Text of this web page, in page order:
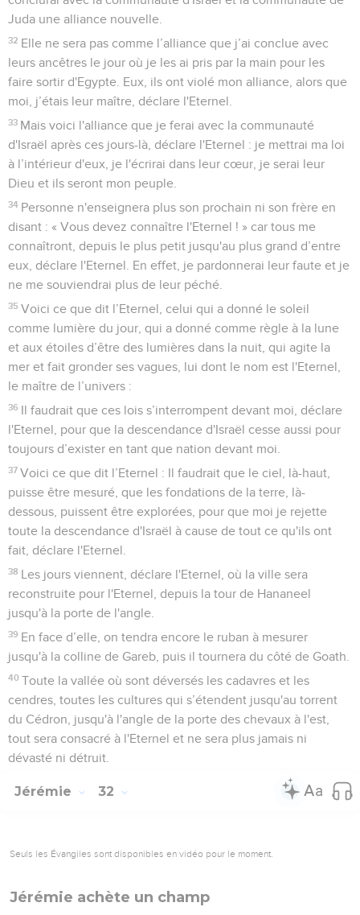
Juda une alliance nouvelle.
32 Elle ne sera pas comme l’alliance que j’ai conclue avec
leurs ancêtres le jour où je les ai pris par la main pour les
faire sortir d'Egypte. Eux, ils ont violé mon alliance, alors que
moi, j’étais leur maître, déclare l'Eternel.
33 Mais voici l'alliance que je ferai avec la communauté
d'Israël après ces jours-là, déclare l'Eternel : je mettrai ma loi
à l’intérieur d'eux, je l'écrirai dans leur cœur, je serai leur
Dieu et ils seront mon peuple.
34 Personne n'enseignera plus son prochain ni son frère en
disant : « Vous devez connaître l'Eternel ! » car tous me
connaîtront, depuis le plus petit jusqu'au plus grand d’entre
eux, déclare l'Eternel. En effet, je pardonnerai leur faute et je
ne me souviendrai plus de leur péché.
35 Voici ce que dit l’Eternel, celui qui a donné le soleil
comme lumière du jour, qui a donné comme règle à la lune
et aux étoiles d’être des lumières dans la nuit, qui agite la
mer et fait gronder ses vagues, lui dont le nom est l'Eternel,
le maître de l’univers :
36 Il faudrait que ces lois s’interrompent devant moi, déclare
l'Eternel, pour que la descendance d'Israël cesse aussi pour
toujours d’exister en tant que nation devant moi.
37 Voici ce que dit l’Eternel : Il faudrait que le ciel, là-haut,
puisse être mesuré, que les fondations de la terre, là-
dessous, puissent être explorées, pour que moi je rejette
toute la descendance d'Israël à cause de tout ce qu'ils ont
fait, déclare l'Eternel.
38 Les jours viennent, déclare l'Eternel, où la ville sera
reconstruite pour l'Eternel, depuis la tour de Hananeel
jusqu'à la porte de l'angle.
39 En face d’elle, on tendra encore le ruban à mesurer
jusqu'à la colline de Gareb, puis il tournera du côté de Goath.
40 Toute la vallée où sont déversés les cadavres et les
cendres, toutes les cultures qui s’étendent jusqu'au torrent
du Cédron, jusqu'à l'angle de la porte des chevaux à l'est,
tout sera consacré à l'Eternel et ne sera plus jamais ni
dévasté ni détruit.
Jérémie 32
Seuls les Évangiles sont disponibles en vidéo pour le moment.
Jérémie achète un champ